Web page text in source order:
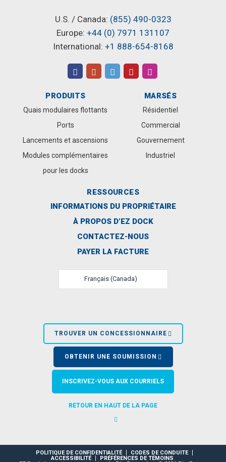
U.S. / Canada: (855) 490-0323
Europe: +44 (0) 7971 131107
International: +1 888-654-8168
PRODUITS
Quais modulaires flottants
Ports
Lancements et ascensions
Modules complémentaires
pour les docks
MARSÉS
Résidentiel
Commercial
Gouvernement
Industriel
RESSOURCES
INFORMATIONS DU PROPRIÉTAIRE
À PROPOS D’EZ DOCK
CONTACTEZ-NOUS
PAYER LA FACTURE
Français (Canada)
TROUVER UN CONCESSIONNAIRE
OBTENIR UNE SOUMISSION
INSCRIVEZ-VOUS AUX COURRIELS
RETOUR EN HAUT DE LA PAGE
POLITIQUE DE CONFIDENTIALITÉ
CODES DE CONDUITE
ACCESSIBILITÉ
PRÉFÉRENCES DE TÉMOINS